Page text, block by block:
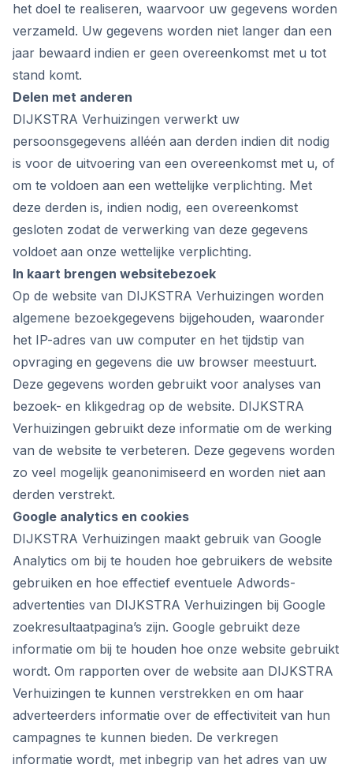
het doel te realiseren, waarvoor uw gegevens worden
verzameld. Uw gegevens worden niet langer dan een
jaar bewaard indien er geen overeenkomst met u tot
stand komt.
Delen met anderen
DIJKSTRA Verhuizingen verwerkt uw
persoonsgegevens alléén aan derden indien dit nodig
is voor de uitvoering van een overeenkomst met u, of
om te voldoen aan een wettelijke verplichting. Met
deze derden is, indien nodig, een overeenkomst
gesloten zodat de verwerking van deze gegevens
voldoet aan onze wettelijke verplichting.
In kaart brengen websitebezoek
Op de website van DIJKSTRA Verhuizingen worden
algemene bezoekgegevens bijgehouden, waaronder
het IP-adres van uw computer en het tijdstip van
opvraging en gegevens die uw browser meestuurt.
Deze gegevens worden gebruikt voor analyses van
bezoek- en klikgedrag op de website. DIJKSTRA
Verhuizingen gebruikt deze informatie om de werking
van de website te verbeteren. Deze gegevens worden
zo veel mogelijk geanonimiseerd en worden niet aan
derden verstrekt.
Google analytics en cookies
DIJKSTRA Verhuizingen maakt gebruik van Google
Analytics om bij te houden hoe gebruikers de website
gebruiken en hoe effectief eventuele Adwords-
advertenties van DIJKSTRA Verhuizingen bij Google
zoekresultaatpagina’s zijn. Google gebruikt deze
informatie om bij te houden hoe onze website gebruikt
wordt. Om rapporten over de website aan DIJKSTRA
Verhuizingen te kunnen verstrekken en om haar
adverteerders informatie over de effectiviteit van hun
campagnes te kunnen bieden. De verkregen
informatie wordt, met inbegrip van het adres van uw